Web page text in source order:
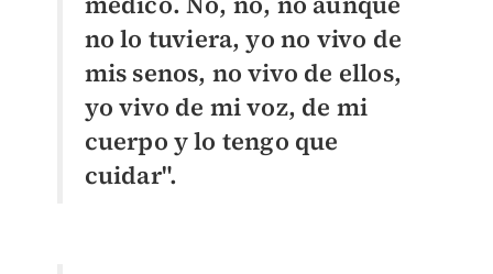
no lo tuviera, yo no vivo de
mis senos, no vivo de ellos,
yo vivo de mi voz, de mi
cuerpo y lo tengo que
cuidar".